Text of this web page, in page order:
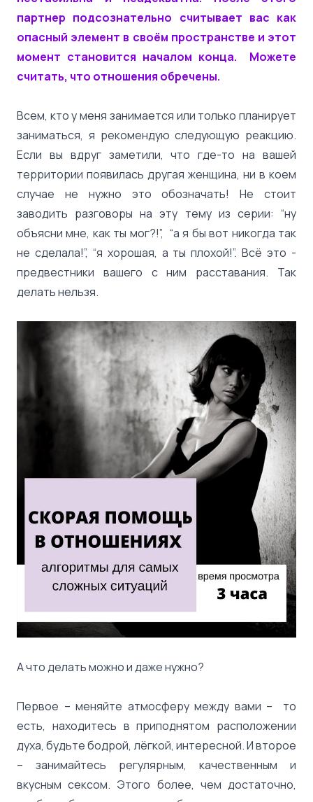
партнер подсознательно считывает вас как
опасный элемент в своём пространстве и этот
момент становится началом конца. Можете
считать, что отношения обречены.
Всем, кто у меня занимается или только планирует
заниматься, я рекомендую следующую реакцию.
Если вы вдруг заметили, что где-то на вашей
территории появилась другая женщина, ни в коем
случае не нужно это обозначать! Не стоит
заводить разговоры на эту тему из серии: “ну
объясни мне, как ты мог?!”, “а я бы вот никогда так
не сделала!”, “я хорошая, а ты плохой!”. Всё это -
предвестники вашего с ним расставания. Так
делать нельзя.
А что делать можно и даже нужно?
Первое – меняйте атмосферу между вами – то
есть, находитесь в приподнятом расположении
духа, будьте бодрой, лёгкой, интересной. И второе
– занимайтесь регулярным, качественным и
вкусным сексом. Этого более, чем достаточно,